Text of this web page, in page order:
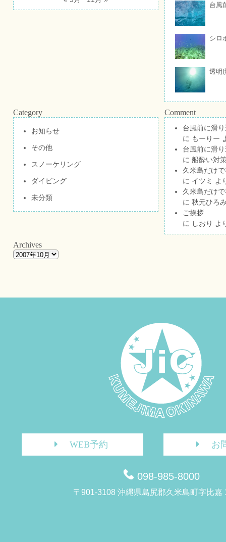
台風
シロ
透明
Category
お知らせ
その他
スノーケリング
ダイビング
未分類
Comment
台風前に滑
に もーりー
台風前に滑
に 船酔い対
久米島だけ
に イツミ
よ
久米島だけ
に 秋元ひろ
ご挨拶
に しおり よ
Archives
WEB予約 お
098-985-8000
〒901-3108 沖縄県島尻郡久米島町字比嘉